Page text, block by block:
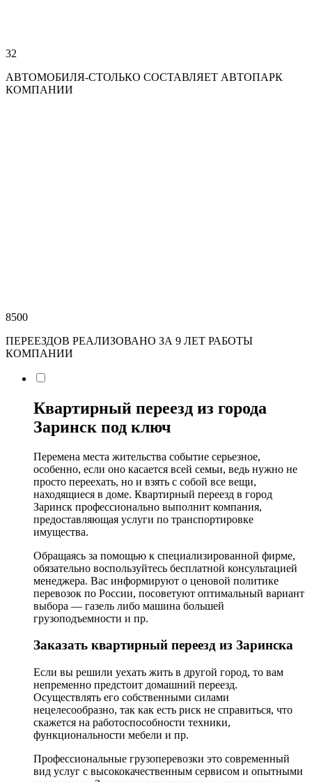
32
АВТОМОБИЛЯ-СТОЛЬКО СОСТАВЛЯЕТ АВТОПАРК
КОМПАНИИ
8500
ПЕРЕЕЗДОВ РЕАЛИЗОВАНО ЗА 9 ЛЕТ РАБОТЫ
КОМПАНИИ
Квартирный переезд из города
Заринск под ключ
Перемена места жительства событие серьезное,
особенно, если оно касается всей семьи, ведь нужно не
просто переехать, но и взять с собой все вещи,
находящиеся в доме. Квартирный переезд в город
Заринск профессионально выполнит компания,
предоставляющая услуги по транспортировке
имущества.
Обращаясь за помощью к специализированной фирме,
обязательно воспользуйтесь бесплатной консультацией
менеджера. Вас информируют о ценовой политике
перевозок по России, посоветуют оптимальный вариант
выбора — газель либо машина большей
грузоподъемности и пр.
Заказать квартирный переезд из Заринска
Если вы решили уехать жить в другой город, то вам
непременно предстоит домашний переезд.
Осуществлять его собственными силами
нецелесообразно, так как есть риск не справиться, что
скажется на работоспособности техники,
функциональности мебели и пр.
Профессиональные грузоперевозки это современный
вид услуг с высококачественным сервисом и опытными